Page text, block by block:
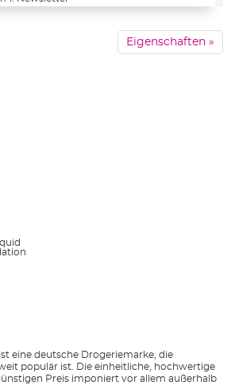
zu ausgewählten Marken
Eigenschaften »
ist eine deutsche Drogeriemarke, die
populär ist. Die einheitliche, hochwertige
Preis imponiert vor allem außerhalb